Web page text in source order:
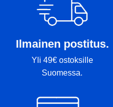
Ilmainen postitus.
Yli 49€ ostoksille
Suomessa.